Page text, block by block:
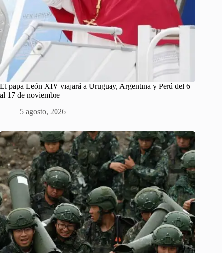
El papa León XIV viajará a Uruguay, Argentina y Perú del 6
al 17 de noviembre
5 agosto, 2026